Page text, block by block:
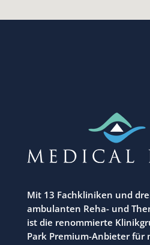
Mit 13 Fachkliniken und
ambulanten Reha- und
ist die renommierte
Park Premium-Anbieter für